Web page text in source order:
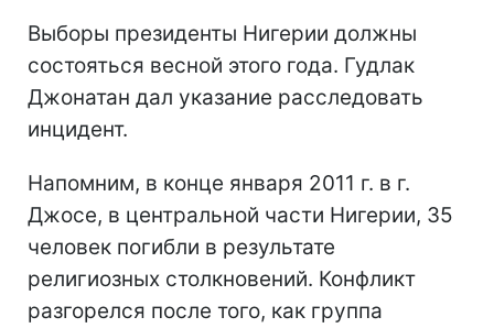
Выборы президенты Нигерии должны
состояться весной этого года. Гудлак
Джонатан дал указание расследовать
инцидент.
Напомним, в конце января 2011 г. в г.
Джосе, в центральной части Нигерии, 35
человек погибли в результате
религиозных столкновений. Конфликт
разгорелся после того, как группа